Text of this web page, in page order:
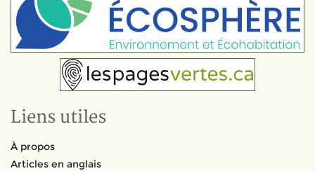
Liens utiles
À propos
Articles en anglais